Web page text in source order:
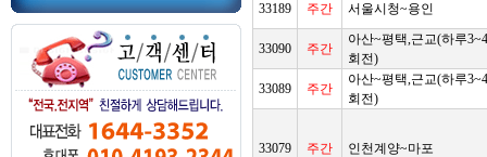
33189 주간 서울시청~용인
33090 주간
아산~평택,근교(하루3~4
회전)
33089
주간
아산~평택,근교(하루3~4
회전)
33079 주간 인천계양~마포